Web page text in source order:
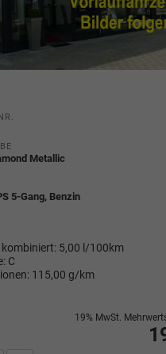
Metallic
5-Gang, Benzin
5,00 l/100km
C
115,00 g/km
19% MwSt.